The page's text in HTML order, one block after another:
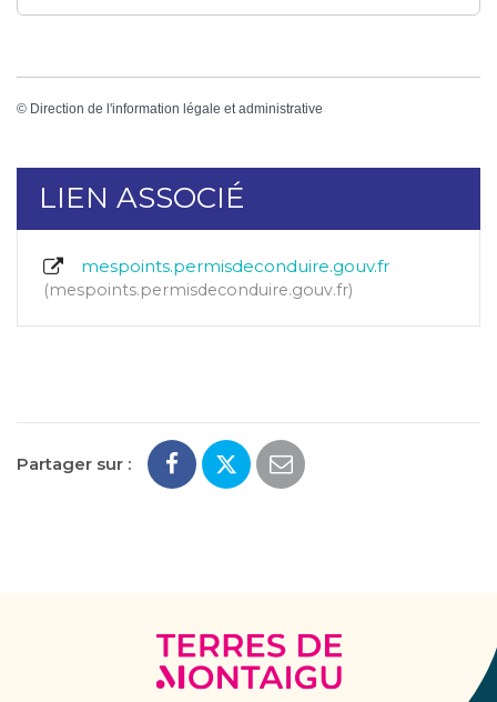
© Direction de l'information légale et administrative
LIEN ASSOCIÉ
mespoints.permisdeconduire.gouv.fr
mespoints.permisdeconduire.gouv.fr
Partager sur :
Terres
de
Montaigu